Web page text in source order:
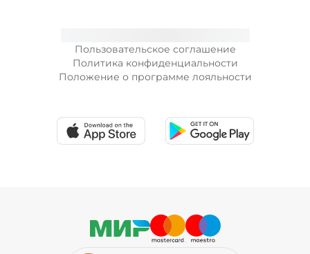
Пользовательское соглашение
Политика конфиденциальности
Положение о программе лояльности